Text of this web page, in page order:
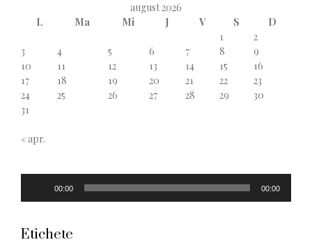
august 2026
L
Ma Mi J V S
D
1
2
3
4 5 6 7 8
9
10
11 12 13 14 15
16
17
18 19 20 21 22
23
24
25 26 27 28 29
30
31
« apr.
00:00 00:00
Etichete